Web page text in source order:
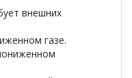
внешних
газе.